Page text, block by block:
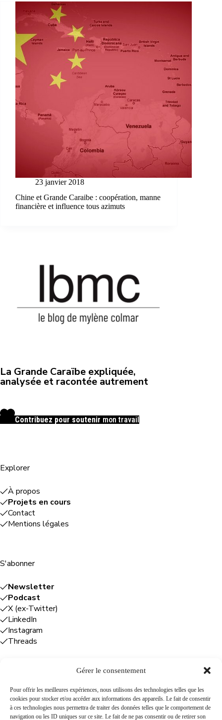
Gérer le consentement
Pour offrir les meilleures expériences, nous utilisons des technologies telles que les
cookies pour stocker et/ou accéder aux informations des appareils. Le fait de consentir
à ces technologies nous permettra de traiter des données telles que le comportement de
navigation ou les ID uniques sur ce site. Le fait de ne pas consentir ou de retirer son
23 janvier 2018
Chine et Grande Caraibe : coopération, manne
financière et influence tous azimuts
La Grande Caraïbe expliquée,
analysée et racontée autrement
Contribuez pour soutenir mon travail
Explorer
À propos
Projets en cours
Contact
Mentions légales
S'abonner
Newsletter
Podcast
X (ex-Twitter)
LinkedIn
Instagram
Threads
Plume Caraïbe: conseil éditorial +
rédaction